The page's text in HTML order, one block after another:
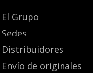
El Grupo
Sedes
Distribuidores
Envío de originales